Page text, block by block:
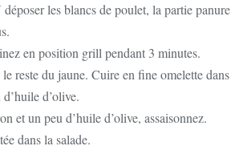
les blancs de poulet, la partie panure
en position grill pendant 3 minutes.
reste du jaune. Cuire en fine omelette dans
d’olive.
et un peu d’huile d’olive, assaisonnez.
dans la salade.